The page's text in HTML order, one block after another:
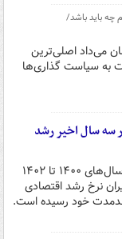
چه باید باشد/
می‌داد اصلی‌ترین
به سیاست گذاری‌ها
سه سال اخیر رشد
وزیر اقتصاد گفت: عملکرد سال‌های ۱۴۰۰ تا ۱۴۰۲
نرخ رشد اقتصادی
خود رسیده است.